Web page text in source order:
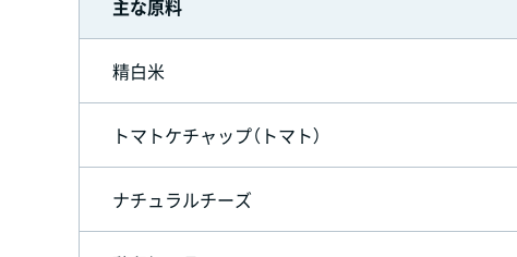
主な原料
精白米
トマトケチャップ（トマト）
ナチュラルチーズ